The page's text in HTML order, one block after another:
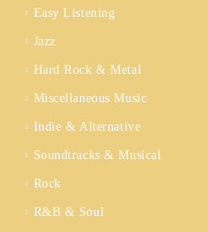
Easy Listening
Jazz
Hard Rock & Metal
Miscellaneous Music
Indie & Alternative
Soundtracks & Musical
Rock
R&B & Soul